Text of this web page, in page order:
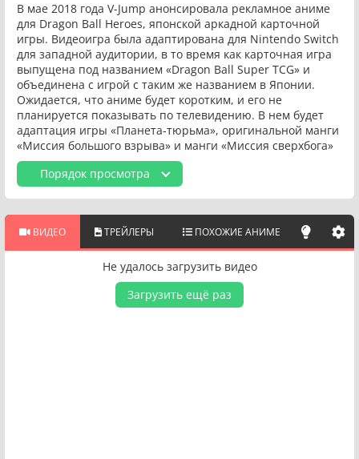
В мае 2018 года V-Jump анонсировала рекламное аниме
для Dragon Ball Heroes, японской аркадной карточной
игры. Видеоигра была адаптирована для Nintendo Switch
для западной аудитории, в то время как карточная игра
выпущена под названием «Dragon Ball Super TCG» и
объединена с игрой с таким же названием в Японии.
Ожидается, что аниме будет коротким, и его не
планируется показывать по телевидению. В нем будет
адаптация игры «Планета-тюрьма», оригинальной манги
«Миссия большого взрыва» и манги «Миссия сверхбога»
Порядок просмотра
ВИДЕО ТРЕЙЛЕРЫ ПОХОЖИЕ АНИМЕ
Не удалось загрузить видео
Загрузить ещё раз